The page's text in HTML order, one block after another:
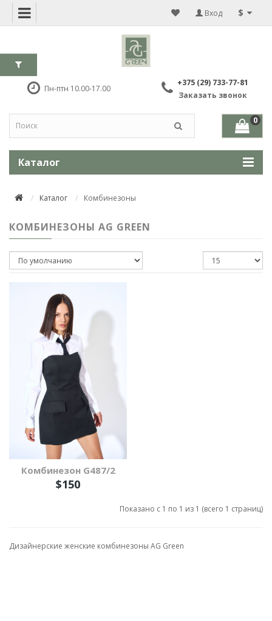
$
Вход
Пн-птн 10.00-17.00
+375 (29) 733-77-81
Заказать звонок
0
Каталог
Каталог Комбинезоны
КОМБИНЕЗОНЫ AG GREEN
Комбинезон G487/2
$150
Показано с 1 по 1 из 1 (всего 1 страниц)
Дизайнерские женские комбинезоны AG Green